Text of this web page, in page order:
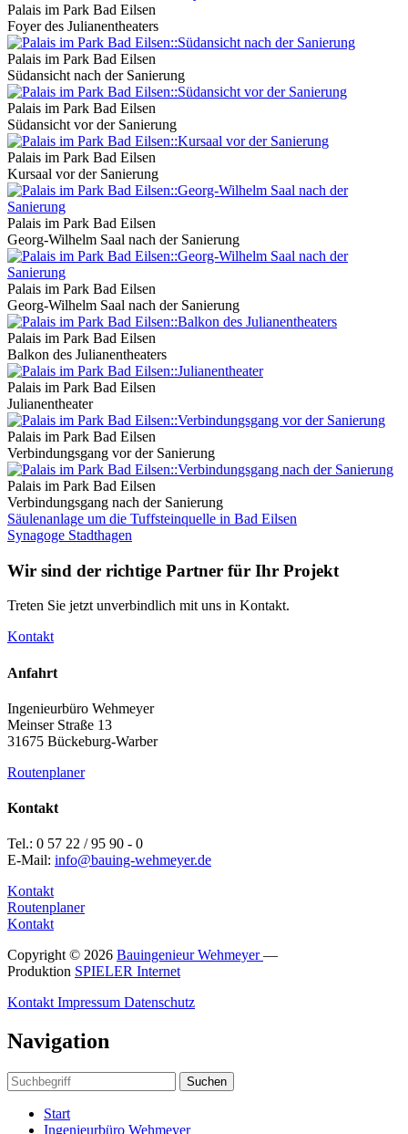
Palais im Park Bad Eilsen
Foyer des Julianentheaters
Palais im Park Bad Eilsen
Südansicht nach der Sanierung
Palais im Park Bad Eilsen
Südansicht vor der Sanierung
Palais im Park Bad Eilsen
Kursaal vor der Sanierung
Palais im Park Bad Eilsen
Georg-Wilhelm Saal nach der Sanierung
Palais im Park Bad Eilsen
Georg-Wilhelm Saal nach der Sanierung
Palais im Park Bad Eilsen
Balkon des Julianentheaters
Palais im Park Bad Eilsen
Julianentheater
Palais im Park Bad Eilsen
Verbindungsgang vor der Sanierung
Palais im Park Bad Eilsen
Verbindungsgang nach der Sanierung
Säulenanlage um die Tuffsteinquelle in Bad Eilsen
Synagoge Stadthagen
Wir sind der richtige Partner für Ihr Projekt
Treten Sie jetzt unverbindlich mit uns in Kontakt.
Kontakt
Anfahrt
Ingenieurbüro Wehmeyer
Meinser Straße 13
31675 Bückeburg-Warber
Routenplaner
Kontakt
Tel.: 0 57 22 / 95 90 - 0
E-Mail: info@bauing-wehmeyer.de
Kontakt
Routenplaner
Kontakt
Copyright © 2026 Bauingenieur Wehmeyer—
Produktion SPIELER Internet
Kontakt Impressum Datenschutz
Navigation
Suchen
Start
Ingenieurbüro Wehmeyer